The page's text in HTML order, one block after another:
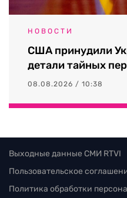
НОВОСТИ
США принудили
детали тайных
08.08.2026 / 10:38
Выходные данные СМИ RTVI
Пользовательское
Политика обработки